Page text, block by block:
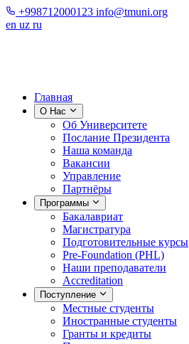
+998712000123 info@tmuni.org
en uz ru
Главная
О Нас
Об Университете
Послание Президента
Наша команда
Вакансии
Управление
Партнёры
Программы
Бакалавриат
Магистратура
Подготовительные курсы
Pre-Foundation (PHL)
Наши преподаватели
Accreditation
Поступление
Местные студенты
Иностранные студенты
Гранты и кредиты